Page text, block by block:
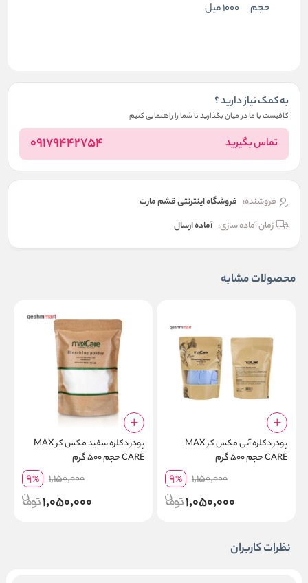
حجم
۱۰۰۰ میل
به کمک نیاز دارید ؟
کافیست با ما در میان بگذارید تا شما را راهنمایی کنیم
تماس بگیرید 09179442754
فروشنده: فروشگاه اینترنتی قشم مارت
زمان آماده سازی: آماده ارسال
محصولات مشابه
پودر دکلره آبی مکس کر MAX
CARE حجم ۵۰۰ گرم
1,150,000
9%
1,050,000
پودر دکلره سفید مکس کر MAX
CARE حجم ۵۰۰ گرم
1,150,000
9%
1,050,000
نظرات کاربران